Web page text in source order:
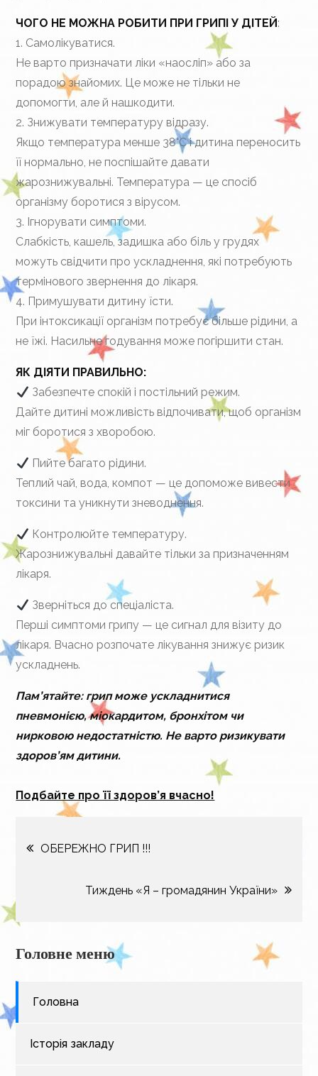
ЧОГО НЕ МОЖНА РОБИТИ ПРИ ГРИПІ У ДІТЕЙ:
1. Самолікуватися.
Не варто призначати ліки «наосліп» або за
порадою знайомих. Це може не тільки не
допомогти, але й нашкодити.
2. Знижувати температуру відразу.
Якщо температура менше 38°C і дитина переносить
її нормально, не поспішайте давати
жарознижувальні. Температура — це спосіб
організму боротися з вірусом.
3. Ігнорувати симптоми.
Слабкість, кашель, задишка або біль у грудях
можуть свідчити про ускладнення, які потребують
термінового звернення до лікаря.
4. Примушувати дитину їсти.
При інтоксикації організм потребує більше рідини, а
не їжі. Насильне годування може погіршити стан.
ЯК ДІЯТИ ПРАВИЛЬНО:
Забезпечте спокій і постільний режим.
Дайте дитині можливість відпочивати, щоб організм
міг боротися з хворобою.
Пийте багато рідини.
Теплий чай, вода, компот — це допоможе вивести
токсини та уникнути зневоднення.
Контролюйте температуру.
Жарознижувальні давайте тільки за призначенням
лікаря.
Зверніться до спеціаліста.
Перші симптоми грипу — це сигнал для візиту до
лікаря. Вчасно розпочате лікування знижує ризик
ускладнень.
Пам’ятайте: грип може ускладнитися
пневмонією, міокардитом, бронхітом чи
нирковою недостатністю. Не варто ризикувати
здоров’ям дитини.
Подбайте про її здоров’я вчасно!
Навігація
записів
ОБЕРЕЖНО ГРИП !!!
Тиждень «Я – громадянин України»
Головне меню
Головна
Історія закладу